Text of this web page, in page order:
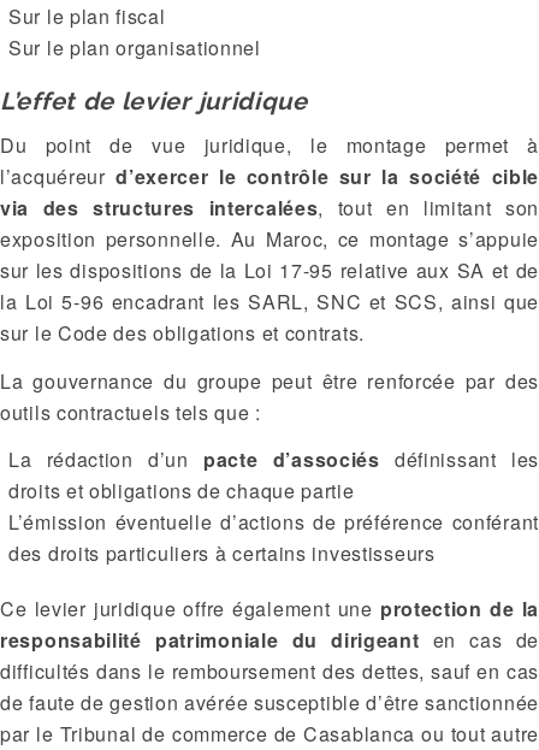
Sur le plan fiscal
Sur le plan organisationnel
L’effet de levier juridique
Du point de vue juridique, le montage permet à
l’acquéreurd’exercer le contrôle sur la société cible
via des structures intercalées, tout en limitant son
exposition personnelle. Au Maroc, ce montage s’appuie
sur les dispositions de la Loi 17-95 relative aux SA et de
la Loi 5-96 encadrant les SARL, SNC et SCS, ainsi que
sur le Code des obligations et contrats.
La gouvernance du groupe peut être renforcée par des
outils contractuels tels que :
La rédaction d’un pacte d’associés définissant les
droits et obligations de chaque partie
L’émission éventuelle d’actions de préférence conférant
des droits particuliers à certains investisseurs
Ce levier juridique offre également une protection de la
responsabilité patrimoniale du dirigeant en cas de
difficultés dans le remboursement des dettes, sauf en cas
de faute de gestion avérée susceptible d’être sanctionnée
par le Tribunal de commerce de Casablanca ou tout autre